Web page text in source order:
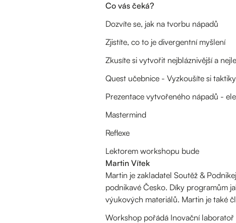
Co vás čeká?
Dozvíte se, jak na tvorbu nápadů
Zjistíte, co to je divergentní myšlení
Zkusíte si vytvořit nejbláznivější a
Quest učebnice - Vyzkoušíte si
Prezentace vytvořeného nápadů -
Mastermind
Reflexe
Lektorem workshopu bude
Martin Vítek
Martin je zakladatel Soutěž &
podnikavé Česko. Díky programům
výukových materiálů. Martin je také
Workshop pořádá Inovační